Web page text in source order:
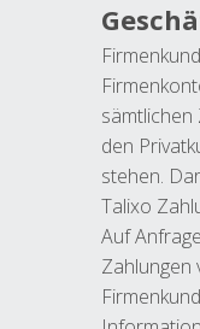
sämtlichen
den
stehen.
Talixo
Auf
Zahlungen